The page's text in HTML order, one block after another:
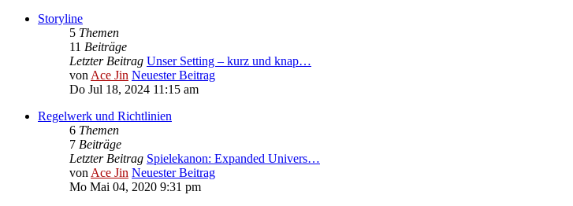
Storyline
5 Themen
11 Beiträge
Letzter Beitrag Unser Setting – kurz und knap…
von Ace Jin Neuester Beitrag
Do Jul 18, 2024 11:15 am
Regelwerk und Richtlinien
6 Themen
7 Beiträge
Letzter Beitrag Spielekanon: Expanded Univers…
von Ace Jin Neuester Beitrag
Mo Mai 04, 2020 9:31 pm